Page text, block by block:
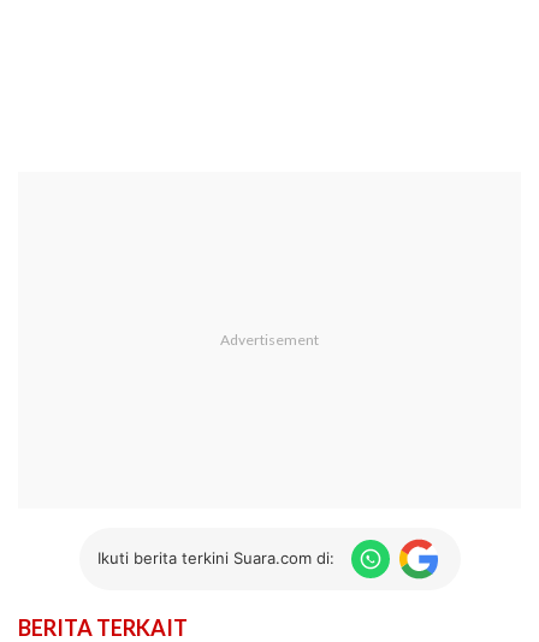
Ikuti berita terkini Suara.com di:
BERITA TERKAIT